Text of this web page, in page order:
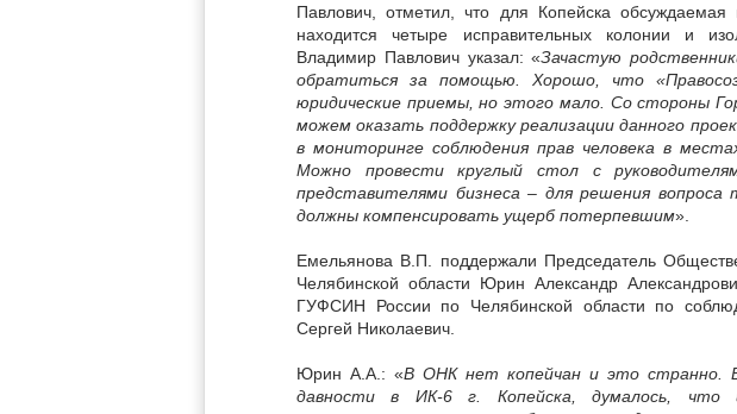
Павлович, отметил, что для Копейска
находится четыре исправительных колонии и
Владимир Павлович указал: «Зачастую
обратиться за помощью. Хорошо, что
юридические приемы, но этого мало. Со стороны
можем оказать поддержку реализации данного
в мониторинге соблюдения прав человека в
Можно провести круглый стол с
представителями бизнеса – для решения
должны компенсировать ущерб потерпевшим».
Емельянова В.П. поддержали Председатель
Челябинской области Юрин Александр
ГУФСИН России по Челябинской области по
Сергей Николаевич.
Юрин А.А.: «В ОНК нет копейчан и это странно.
давности в ИК-6 г. Копейска, думалось,